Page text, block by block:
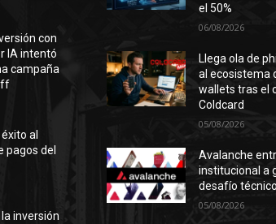
con
IA intentó
campaña
al
pagos del
inversión
el 50%
06/08/2026
Llega ola de
al ecosistema
wallets tras el
Coldcard
05/08/2026
Avalanche
institucional a
desafío
05/08/2026